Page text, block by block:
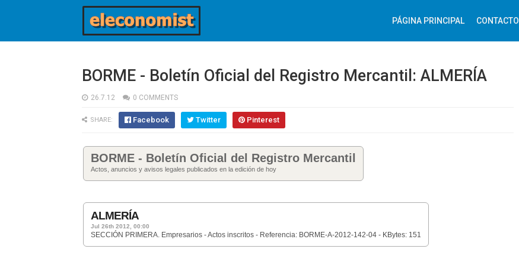
PÁGINA PRINCIPAL CONTACTO
BORME - Boletín Oficial del Registro Mercantil: ALMERÍA
26.7.12 0 COMMENTS
SHARE: Facebook Twitter Pinterest
BORME - Boletín Oficial del Registro Mercantil
Actos, anuncios y avisos legales publicados en la edición de hoy
ALMERÍA
Jul 26th 2012, 00:00
SECCIÓN PRIMERA. Empresarios - Actos inscritos - Referencia: BORME-A-2012-142-04 - KBytes: 151